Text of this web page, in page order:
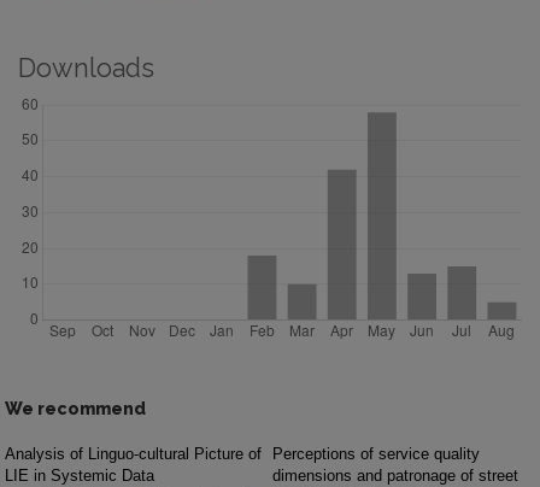
Downloads
We recommend
Analysis of Linguo-cultural Picture of
LIE in Systemic Data
Perceptions of service quality
dimensions and patronage of street